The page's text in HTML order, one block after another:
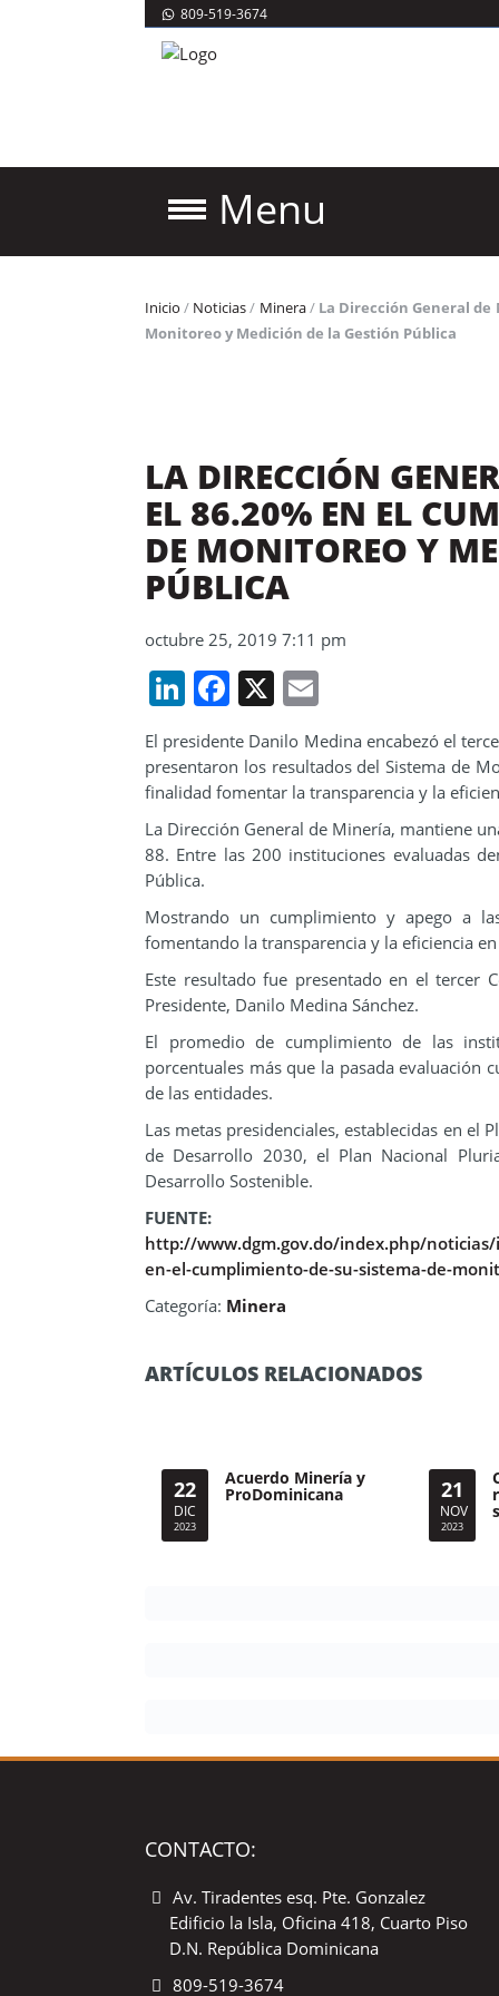
809-519-3674
Menu
Inicio / Noticias/ Minera/ La Dirección General
Monitoreo y Medición de la Gestión Pública
LA DIRECCIÓN
EL 86.20% EN EL
DE MONITOREO Y
PÚBLICA
octubre 25, 2019 7:11 pm
LinkedIn
Facebook
X
El presidente Danilo Medina encabezó el
presentaron los resultados del Sistema de
finalidad fomentar la transparencia y la
La Dirección General de Minería, mantiene
88. Entre las 200 instituciones evaluadas
Pública.
Mostrando un cumplimiento y apego a
fomentando la transparencia y la eficiencia
Este resultado fue presentado en el tercer
Presidente, Danilo Medina Sánchez.
El promedio de cumplimiento de las
porcentuales más que la pasada evaluación
de las entidades.
Las metas presidenciales, establecidas en el
de Desarrollo 2030, el Plan Nacional
Desarrollo Sostenible.
FUENTE:
http://www.dgm.gov.do/index.php/
en-el-cumplimiento-de-su-sistema-de-
Categoría: Minera
ARTÍCULOS RELACIONADOS
22
DIC
2023
Acuerdo Minería y
ProDominicana 21
NOV
2023
CONTACTO:
Av. Tiradentes esq. Pte. Gonzalez
Edificio la Isla, Oficina 418, Cuarto Piso
D.N. República Dominicana
809-519-3674